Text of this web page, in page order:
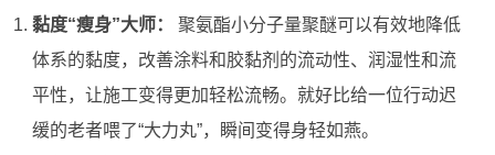
黏度“瘦身”大师：
聚氨酯小分子量聚醚可以有效地降低
体系的黏度，改善涂料和胶黏剂的流动性、润湿性和流
平性，让施工变得更加轻松流畅。就好比给一位行动迟
缓的老者喂了“大力丸”，瞬间变得身轻如燕。